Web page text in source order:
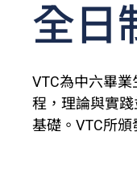
全日
VTC為中六畢
程，理論與實
基礎。VTC所